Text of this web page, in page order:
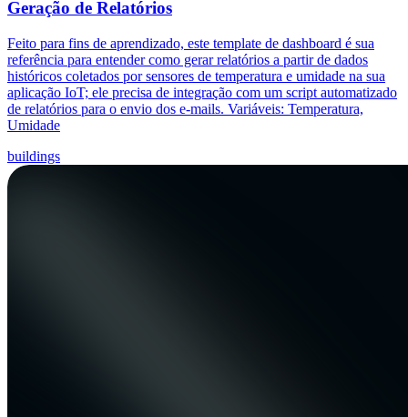
Geração de Relatórios
Feito para fins de aprendizado, este template de dashboard é sua
referência para entender como gerar relatórios a partir de dados
históricos coletados por sensores de temperatura e umidade na sua
aplicação IoT; ele precisa de integração com um script automatizado
de relatórios para o envio dos e-mails. Variáveis: Temperatura,
Umidade
buildings